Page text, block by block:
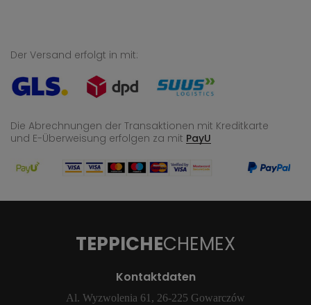
Der Versand erfolgt in mit:
Die Abrechnungen der Transaktionen mit Kreditkarte
und E-Überweisung erfolgen za mit PayU
TEPPICHECHEMEX
Kontaktdaten
Al. Wyzwolenia 61, 26-225 Gowarczów